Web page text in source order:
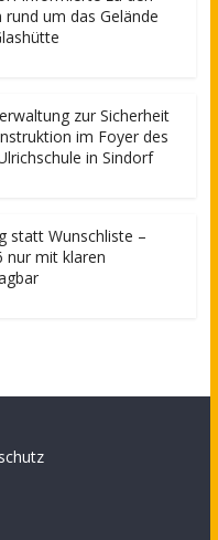
rund um das Gelände
zur Sicherheit
im Foyer des
in Sindorf
statt Wunschliste –
nur mit klaren